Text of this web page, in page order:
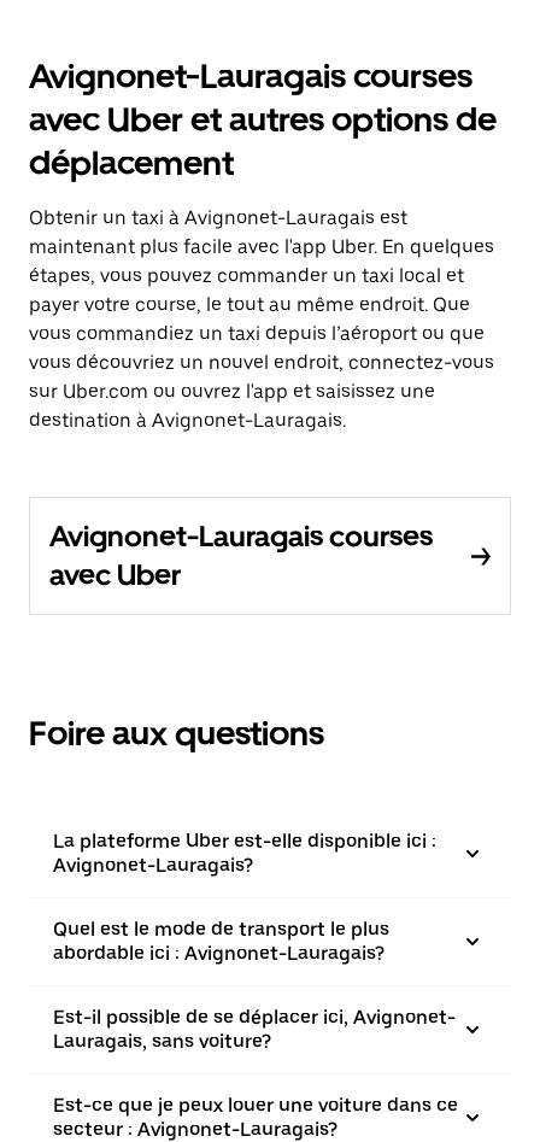
Avignonet-Lauragais courses
avec Uber et autres options de
déplacement
Obtenir un taxi à Avignonet-Lauragais est
maintenant plus facile avec l'app Uber. En quelques
étapes, vous pouvez commander un taxi local et
payer votre course, le tout au même endroit. Que
vous commandiez un taxi depuis l’aéroport ou que
vous découvriez un nouvel endroit, connectez-vous
sur Uber.com ou ouvrez l'app et saisissez une
destination à Avignonet-Lauragais.
Avignonet-Lauragais courses
avec Uber
Foire aux questions
La plateforme Uber est-elle disponible ici :
Avignonet-Lauragais?
Quel est le mode de transport le plus
abordable ici : Avignonet-Lauragais?
Est-il possible de se déplacer ici, Avignonet-
Lauragais, sans voiture?
Est-ce que je peux louer une voiture dans ce
secteur : Avignonet-Lauragais?